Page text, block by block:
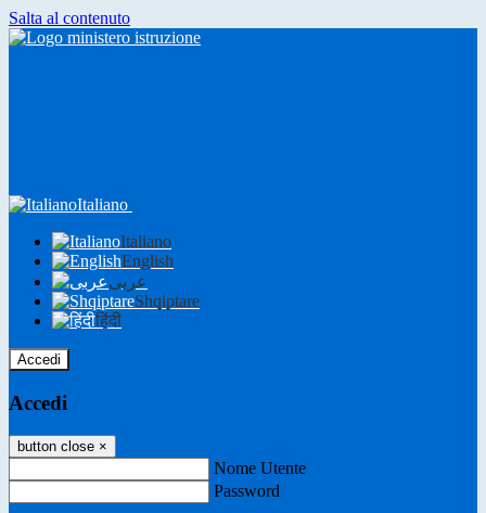
Salta al contenuto
Italiano
Italiano
English
عربى
Shqiptare
हिंदी
Accedi
Accedi
button close ×
Nome Utente
Password